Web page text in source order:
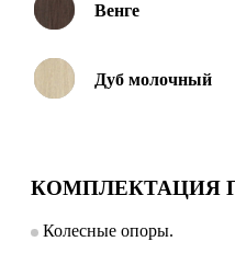
Венге
Дуб молочный
КОМПЛЕКТАЦИЯ
Колесные опоры.